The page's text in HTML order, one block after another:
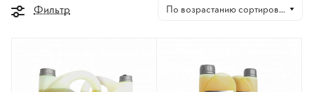
Фильтр По возрастанию сортировки